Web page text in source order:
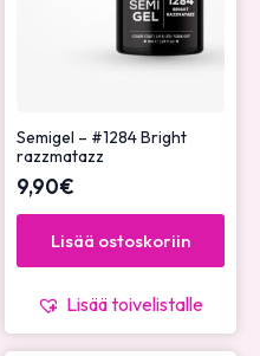
Semigel – #1284 Bright
razzmatazz
9,90€
Lisää ostoskoriin
Lisää toivelistalle